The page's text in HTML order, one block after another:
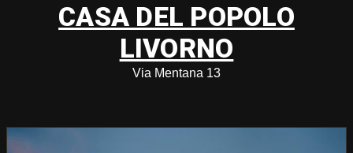
CASA DEL POPOLO
LIVORNO
Via Mentana 13